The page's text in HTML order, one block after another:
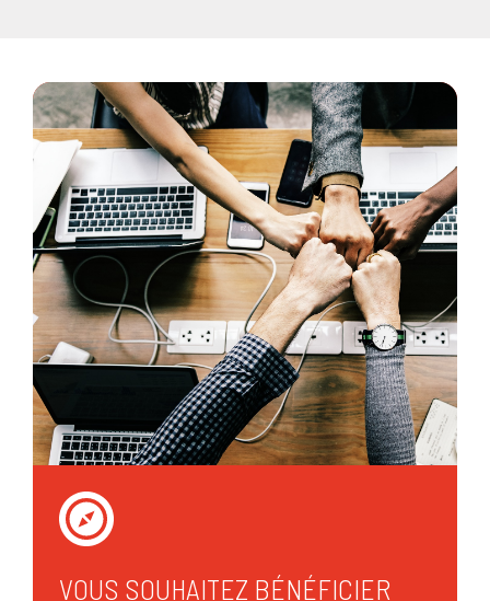
VOUS SOUHAITEZ BÉNÉFICIER